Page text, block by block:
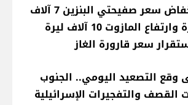
انخفاض سعر صفيحتي البنزين 7 آلاف
ليرة وارتفاع المازوت 10 آلاف ليرة
سعر قارورة الغاز
وقع التصعيد اليومي.. الجنوب
القصف والتفجيرات الإسرائيلية